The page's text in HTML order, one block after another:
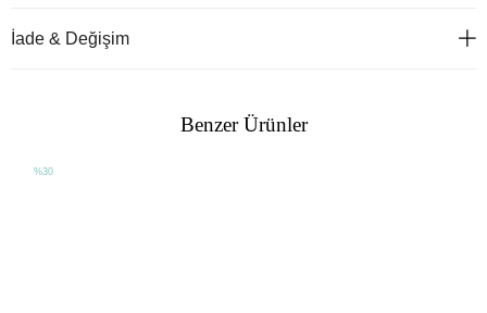
İade & Değişim
Benzer Ürünler
%30